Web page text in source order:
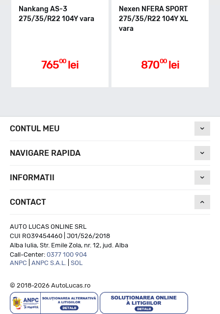
Aderenta pe carosabil ud
Nivel de zgomot
73
AS-3
35/R22 104Y vara
00 lei
Nexen NFERA SPORT
275/35/R22 104Y XL
00 lei
CONTUL MEU
NAVIGARE RAPIDA
INFORMATII
CONTACT
AUTO LUCAS ONLINE SRL
CUI RO39454460 | J01/526/2018
Alba Iulia, Str. Emile Zola, nr. 12, jud. Alba
Call-Center: 0377 100 904
ANPC
ANPC S.A.L. SOL
© 2018-2026 AutoLucas.ro